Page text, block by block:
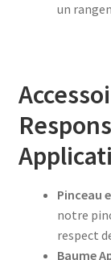
un
Pinceau
notre
respect
Baume